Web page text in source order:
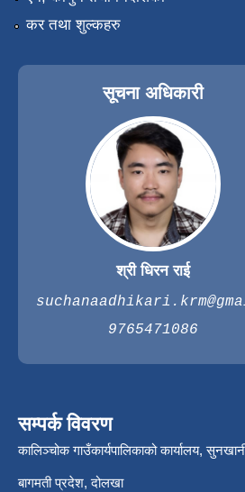
कर तथा शुल्कहरु
सूचना अधिकारी
श्री धिरन राई
9765471086
सम्पर्क विवरण
कालिञ्चोक गाउँकार्यपालिकाको कार्यालय,
बागमती प्रदेश, दोलखा